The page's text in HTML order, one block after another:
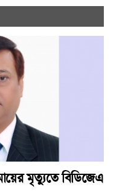
মৃত্যুতে বিডিজেএ